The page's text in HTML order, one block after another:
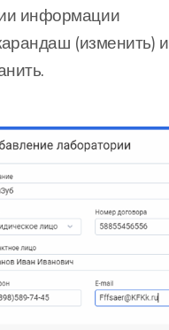
информации
(изменить) и